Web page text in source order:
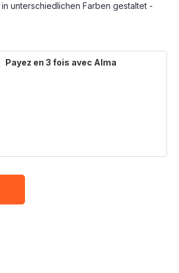
unterschiedlichen Farben gestaltet -
Payez en 3 fois avec Alma